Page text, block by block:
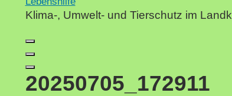
Klima-, Umwelt- und Tierschutz im
20250705_172911